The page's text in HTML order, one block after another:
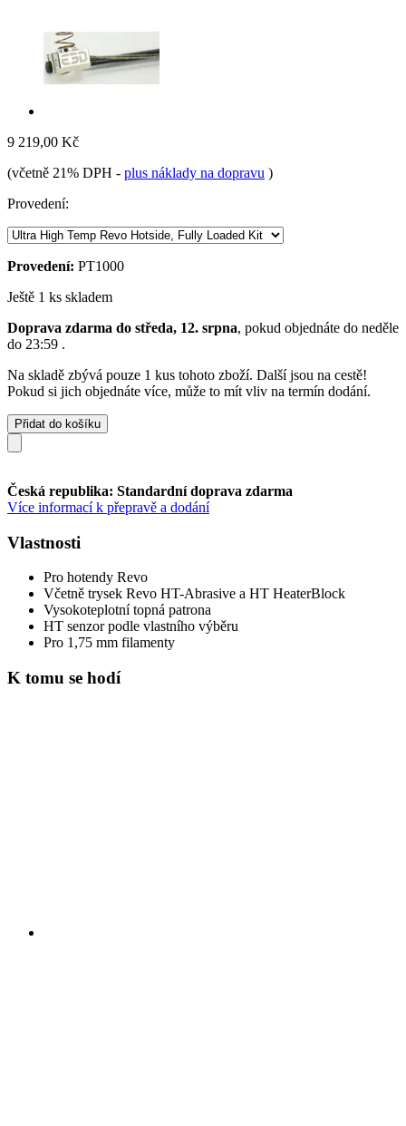
9 219,00 Kč
(včetně 21% DPH - plus náklady na dopravu )
Provedení:
Provedení: PT1000
Ještě 1 ks skladem
Doprava zdarma do středa, 12. srpna, pokud objednáte do neděle
do 23:59 .
Na skladě zbývá pouze 1 kus tohoto zboží. Další jsou na cestě!
Pokud si jich objednáte více, může to mít vliv na termín dodání.
Přidat do košíku
Česká republika: Standardní doprava zdarma
Více informací k přepravě a dodání
Vlastnosti
Pro hotendy Revo
Včetně trysek Revo HT-Abrasive a HT HeaterBlock
Vysokoteplotní topná patrona
HT senzor podle vlastního výběru
Pro 1,75 mm filamenty
K tomu se hodí